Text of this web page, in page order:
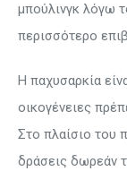
μπούλινγκ λόγω
περισσότερο
Η παχυσαρκία
οικογένειες
Στο πλαίσιο του
δράσεις δωρεάν